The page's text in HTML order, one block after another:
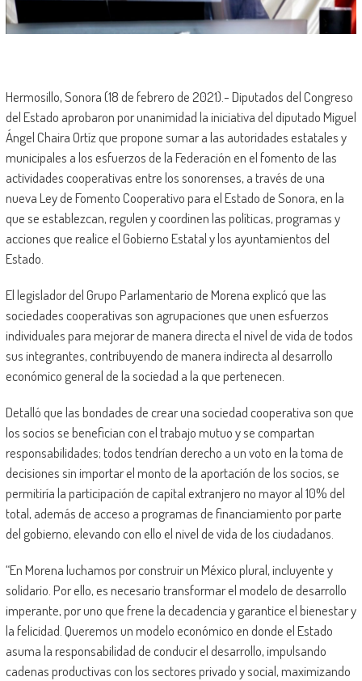
Hermosillo, Sonora (18 de febrero de 2021).- Diputados del Congreso
del Estado aprobaron por unanimidad la iniciativa del diputado Miguel
Ángel Chaira Ortíz que propone sumar a las autoridades estatales y
municipales a los esfuerzos de la Federación en el fomento de las
actividades cooperativas entre los sonorenses, a través de una
nueva Ley de Fomento Cooperativo para el Estado de Sonora, en la
que se establezcan, regulen y coordinen las políticas, programas y
acciones que realice el Gobierno Estatal y los ayuntamientos del
Estado.
El legislador del Grupo Parlamentario de Morena explicó que las
sociedades cooperativas son agrupaciones que unen esfuerzos
individuales para mejorar de manera directa el nivel de vida de todos
sus integrantes, contribuyendo de manera indirecta al desarrollo
económico general de la sociedad a la que pertenecen.
Detalló que las bondades de crear una sociedad cooperativa son que
los socios se benefician con el trabajo mutuo y se compartan
responsabilidades; todos tendrían derecho a un voto en la toma de
decisiones sin importar el monto de la aportación de los socios, se
permitiría la participación de capital extranjero no mayor al 10% del
total, además de acceso a programas de financiamiento por parte
del gobierno, elevando con ello el nivel de vida de los ciudadanos.
“En Morena luchamos por construir un México plural, incluyente y
solidario. Por ello, es necesario transformar el modelo de desarrollo
imperante, por uno que frene la decadencia y garantice el bienestar y
la felicidad. Queremos un modelo económico en donde el Estado
asuma la responsabilidad de conducir el desarrollo, impulsando
cadenas productivas con los sectores privado y social, maximizando